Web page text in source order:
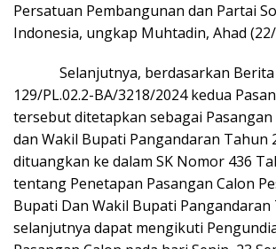
Persatuan Pembangunan dan Partai
Indonesia, ungkap Muhtadin, Ahad
Selanjutnya, berdasarkan Berita
129/PL.02.2-BA/3218/2024 kedua
tersebut ditetapkan sebagai Pasangan
dan Wakil Bupati Pangandaran Tahun
dituangkan ke dalam SK Nomor 436
tentang Penetapan Pasangan Calon
Bupati Dan Wakil Bupati Pangandaran
selanjutnya dapat mengikuti